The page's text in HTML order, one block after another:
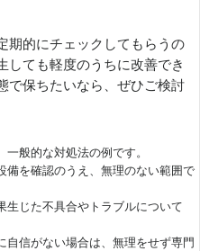
期的にチェックしてもらうの
しても軽度のうちに改善でき
で保ちたいなら、ぜひご検討
般的な対処法の例です。
備を確認のうえ、無理のない範囲で
生じた不具合やトラブルについて
自信がない場合は、無理をせず専門